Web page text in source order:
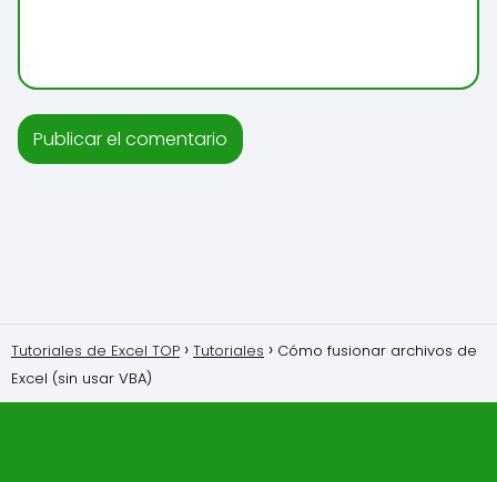
Tutoriales de Excel TOP Tutoriales
Cómo fusionar archivos de
Excel (sin usar VBA)